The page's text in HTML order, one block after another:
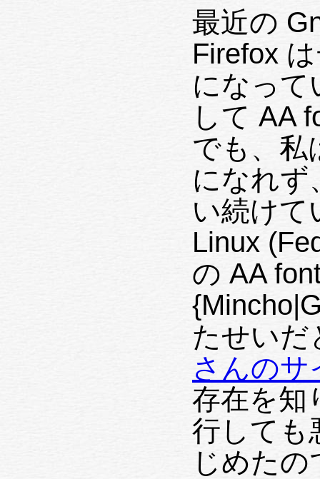
最近の
Firefox
になって
して AA
でも、私
になれず
い続けて
Linux
の AA
たせいだ
さんのサ
存在を知
行しても
じめた